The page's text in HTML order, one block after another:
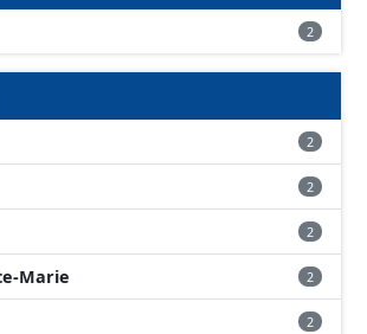
économique à ce jour. Il est filtré au-
du CNIG se limitant aux SCI.
2
2
2
2
Marie 2
2